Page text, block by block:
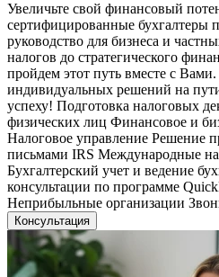
Увеличьте свой финансовый
сертифицированные бухгалтеры
руководство для бизнеса и
налогов до стратегического
пройдем этот путь вместе с
индивидуальных решений на
успеху! Подготовка налоговых
физических лиц Финансовое и
Налоговое управление Решение
письмами IRS Международные
Бухгалтерский учет и ведение
консультации по программе
Неприбыльные организации
Консультация